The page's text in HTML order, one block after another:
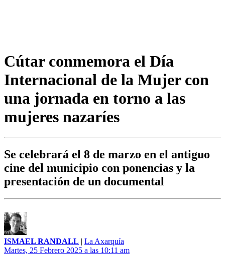
Cútar conmemora el Día
Internacional de la Mujer con
una jornada en torno a las
mujeres nazaríes
Se celebrará el 8 de marzo en el antiguo
cine del municipio con ponencias y la
presentación de un documental
ISMAEL RANDALL | La Axarquía
Martes, 25 Febrero 2025 a las 10:11 am